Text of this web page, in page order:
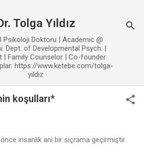
Tolga Yıldız
Psikoloji Doktoru | Academic @
Dept. of Developmental Psych. |
| Family Counselor | Co-founder
https://www.ketebe.com/tolga-
yildiz
koşulları*
insanlık ani bir sıçrama geçirmiştir.